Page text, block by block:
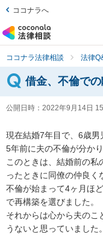
ココナラへ
ココナラ法律相談 法律
借金、不倫で
公開日時： 2022年9月14日
現在結婚7年目で、6歳男
5年前に夫の不倫が分かり
このときは、結婚前の私
ったときに同僚の仲良く
不倫が始まって4ヶ月ほ
で再構築を選びました。
それからは心から夫のこ
うないと思っていました。